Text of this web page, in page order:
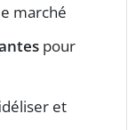
marché
pour
et